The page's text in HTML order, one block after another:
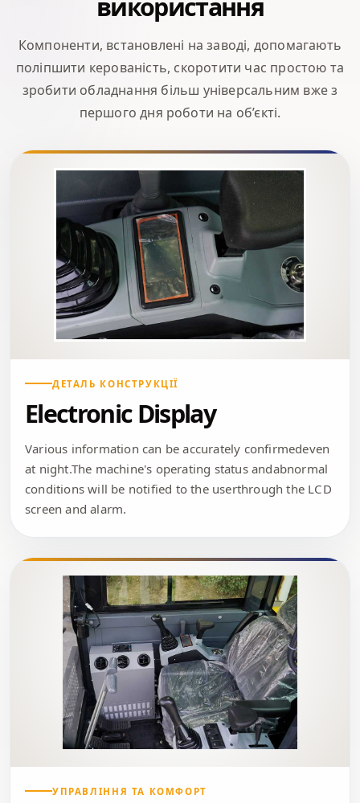
використання
Компоненти, встановлені на заводі, допомагають
поліпшити керованість, скоротити час простою та
зробити обладнання більш універсальним вже з
першого дня роботи на об’єкті.
ДЕТАЛЬ КОНСТРУКЦІЇ
Electronic Display
Various information can be accurately confirmedeven
at night.The machine's operating status andabnormal
conditions will be notified to the userthrough the LCD
screen and alarm.
УПРАВЛІННЯ ТА КОМФОРТ